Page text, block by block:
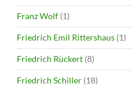
Franz Wolf (1)
Friedrich Emil Rittershaus (1)
Friedrich Rückert (8)
Friedrich Schiller (18)